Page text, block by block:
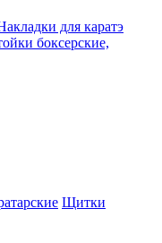
для каратэ
боксерские,
Щитки